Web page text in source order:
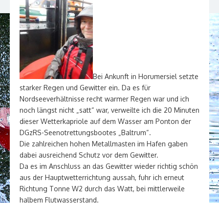
Bei Ankunft in Horumersiel setzte
starker Regen und Gewitter ein. Da es für
Nordseeverhältnisse recht warmer Regen war und ich
noch längst nicht „satt“ war, verweilte ich die 20 Minuten
dieser Wetterkapriole auf dem Wasser am Ponton der
DGzRS-Seenotrettungsbootes „Baltrum“.
Die zahlreichen hohen Metallmasten im Hafen gaben
dabei ausreichend Schutz vor dem Gewitter.
Da es im Anschluss an das Gewitter wieder richtig schön
aus der Hauptwetterrichtung aussah, fuhr ich erneut
Richtung Tonne W2 durch das Watt, bei mittlerweile
halbem Flutwasserstand.